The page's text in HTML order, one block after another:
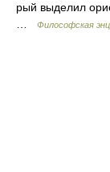
рый выделил
Философская